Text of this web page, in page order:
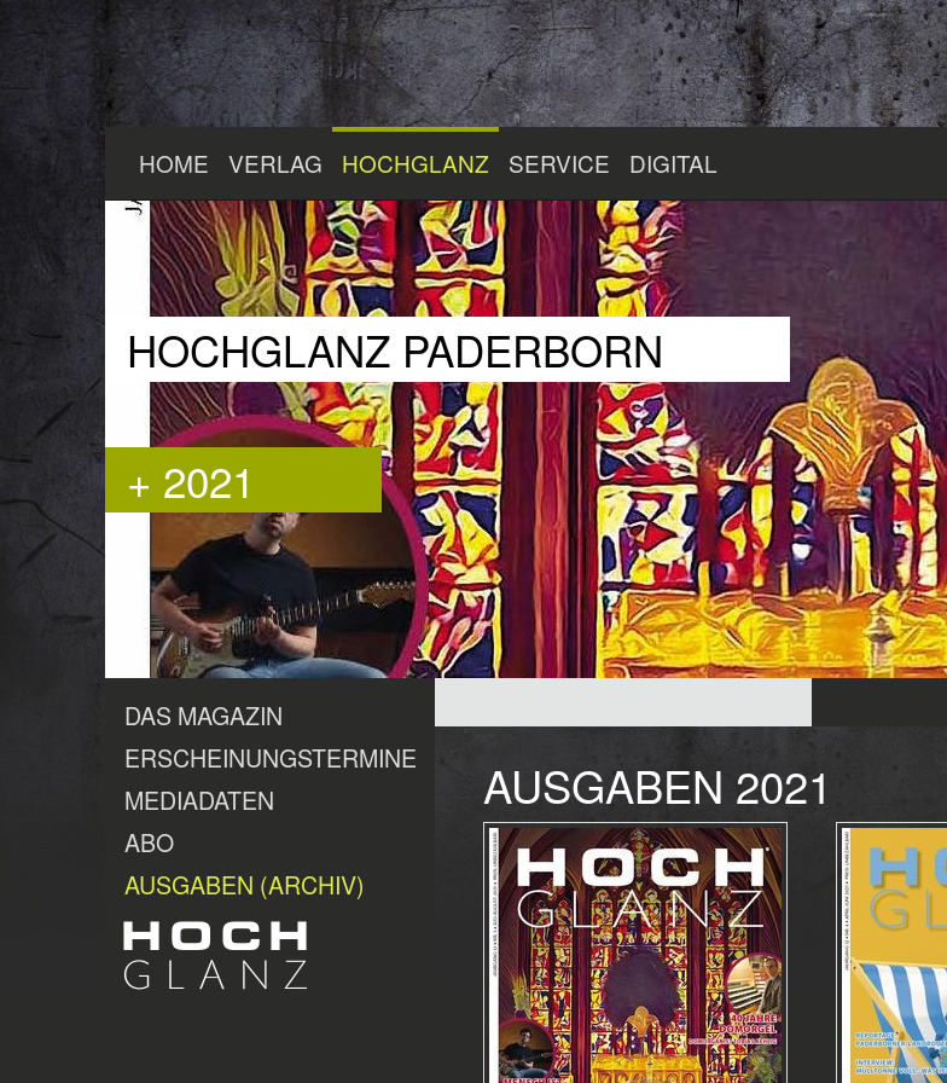
Hauptinhalt
HOME VERLAG HOCHGLANZ SERVICE DIGITAL
HOCHGLANZ PADERBORN
+ 2021
DAS MAGAZIN
ERSCHEINUNGSTERMINE
MEDIADATEN
ABO
AUSGABEN (ARCHIV)
AUSGABEN 2021